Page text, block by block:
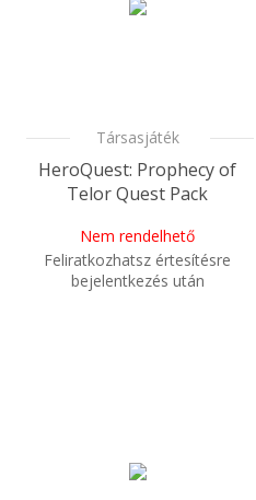
Társasjáték
HeroQuest: Prophecy of
Telor Quest Pack
Nem rendelhető
Feliratkozhatsz értesítésre
bejelentkezés után